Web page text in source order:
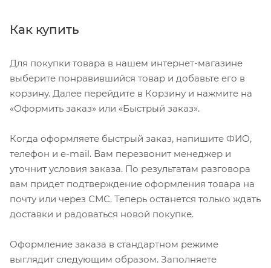
Как купить
Для покупки товара в нашем интернет-магазине
выберите понравившийся товар и добавьте его в
корзину. Далее перейдите в Корзину и нажмите на
«Оформить заказ» или «Быстрый заказ».
Когда оформляете быстрый заказ, напишите ФИО,
телефон и e-mail. Вам перезвонит менеджер и
уточнит условия заказа. По результатам разговора
вам придет подтверждение оформления товара на
почту или через СМС. Теперь останется только ждать
доставки и радоваться новой покупке.
Оформление заказа в стандартном режиме
выглядит следующим образом. Заполняете